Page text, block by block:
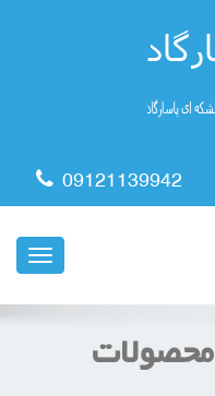
09121139942
ناوبری
محصولات